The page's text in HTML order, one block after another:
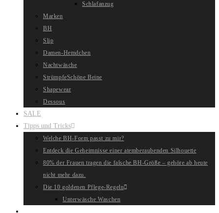
Schlafanzug
Marken
BH
Slip
Damen-Hemdchen
Nachtwäsche
StrümpfeSchöne Beine
Shapewear
Dessous
SALE
Tipps und Tricks
Welche BH-Form passt zu mir?
Entdeck die Geheimnisse einer atemberaubenden Silhouette
80% der Frauen tragen die falsche BH-Größe – gehöre ab heute
nicht mehr dazu.
Die 10 goldenen Pflege-Regeln
Unterwäsche Waschen